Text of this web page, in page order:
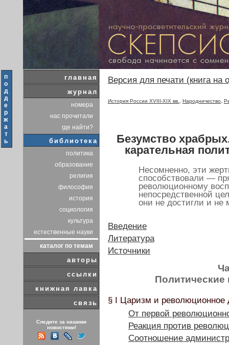
п
о
д
д
е
р
ж
а
т
ь
главная
журнал
номера
нас прочитали
где найти?
библиотека
политика
образование
религия
философия
история
социология
культура
естественные науки
каталог по темам
авторы
ссылки
книжная лавка
связь
Следите за нашими
новостями!
Версия для печати (книга на
История России XVIII-XIX вв. Народничество
Безумство
карательная
Несомненно, эти
способствовали —
революционному
непосредственной
они не достигли и не
Введение
Литература
Источники
Политические
§ I Царизм и революционное
От первой
Реакция против
Соотношение